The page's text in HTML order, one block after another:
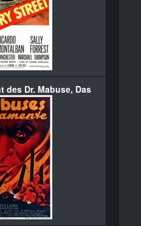
des Dr. Mabuse, Das